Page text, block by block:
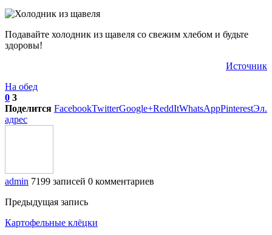
Подавайте холодник из щавеля со свежим хлебом и будьте
здоровы!
Источник
На обед
0 3
Поделится FacebookTwitterGoogle+ReddItWhatsAppPinterestЭл.
адрес
admin 7199 записей 0 комментариев
Предыдущая запись
Картофельные клёцки